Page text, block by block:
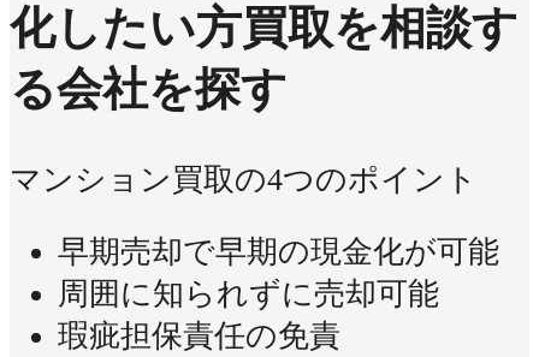
化したい方買取を相談す
る会社を探す
マンション買取の4つのポイント
早期売却で早期の現金化が可能
周囲に知られずに売却可能
瑕疵担保責任の免責